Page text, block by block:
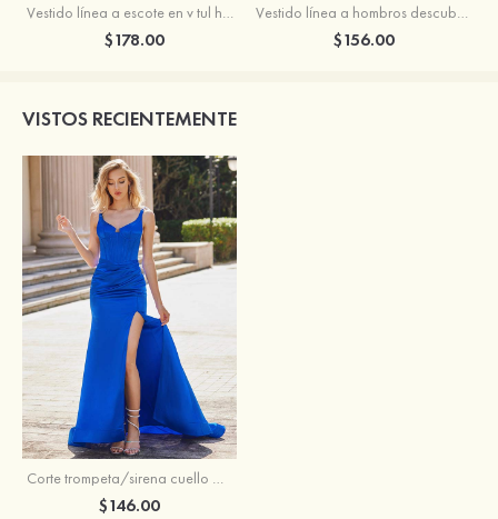
Vestido línea a escote en v tul hasta el suelo vestido de graduación
$178.00
Vestido línea a hombros descubiertos satén barrer tren vestido de graduación
$156.00
VISTOS RECIENTEMENTE
Corte trompeta/sirena cuello de corazón tela charmeuse barrer tren vestido de graduación
$146.00